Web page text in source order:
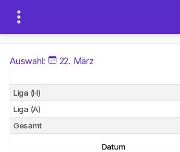
Auswahl: 22. März
Liga (H)
Liga (A)
Gesamt
Datum